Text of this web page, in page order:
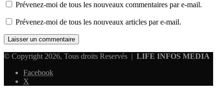
Prévenez-moi de tous les nouveaux commentaires par e-mail.
Prévenez-moi de tous les nouveaux articles par e-mail.
© Copyright 2026, Tous droits Reservés | LIFE INFOS MEDIA
Facebook
X